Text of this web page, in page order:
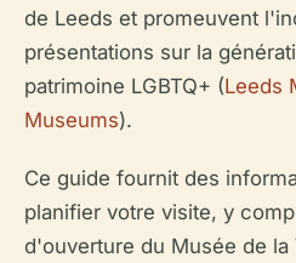
de Leeds et promeuvent
présentations sur la
patrimoine LGBTQ+ (Leeds
Museums).
Ce guide fournit des
planifier votre visite, y
d'ouverture du Musée de la